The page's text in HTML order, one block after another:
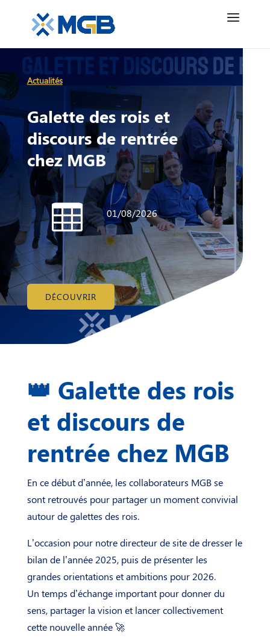
Actualités
Galette des rois et
discours de rentrée
chez MGB
 01/08/2026
DÉCOUVRIR
👑 Galette des rois
et discours de
rentrée chez MGB
En ce début d’année, les collaborateurs MGB se
sont retrouvés pour partager un moment convivial
autour de galettes des rois.
L’occasion pour notre directeur de site de dresser le
bilan de l’année 2025, puis de présenter les
grandes orientations et ambitions pour 2026.
Un temps d’échange important pour donner du
sens, partager la vision et lancer collectivement
cette nouvelle année 🚀